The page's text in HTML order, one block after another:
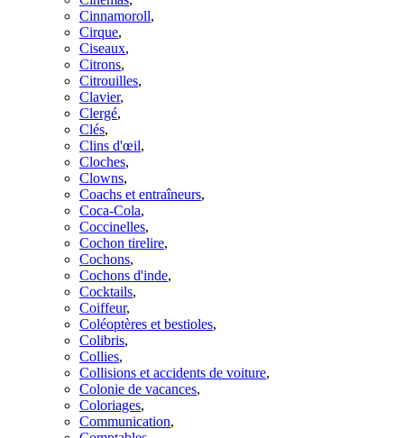
Cinnamoroll,
Cirque,
Ciseaux,
Citrons,
Citrouilles,
Clavier,
Clergé,
Clés,
Clins d'œil,
Cloches,
Clowns,
Coachs et entraîneurs,
Coca-Cola,
Coccinelles,
Cochon tirelire,
Cochons,
Cochons d'inde,
Cocktails,
Coiffeur,
Coléoptères et bestioles,
Colibris,
Collies,
Collisions et accidents de voiture,
Colonie de vacances,
Coloriages,
Communication,